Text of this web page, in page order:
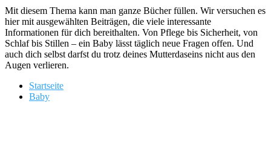
Mit diesem Thema kann man ganze Bücher füllen. Wir versuchen es
hier mit ausgewählten Beiträgen, die viele interessante
Informationen für dich bereithalten. Von Pflege bis Sicherheit, von
Schlaf bis Stillen – ein Baby lässt täglich neue Fragen offen. Und
auch dich selbst darfst du trotz deines Mutterdaseins nicht aus den
Augen verlieren.
Startseite
Baby